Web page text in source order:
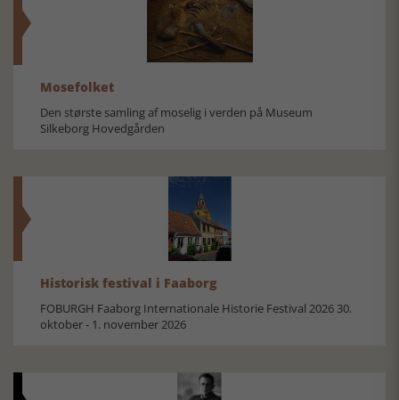
Mosefolket
Den største samling af moselig i verden på Museum
Silkeborg Hovedgården
Historisk festival i Faaborg
FOBURGH Faaborg Internationale Historie Festival 2026 30.
oktober - 1. november 2026